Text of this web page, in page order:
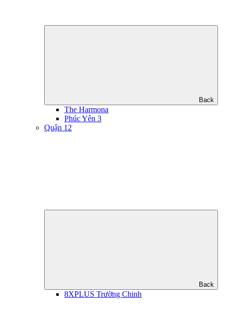
Back
The Harmona
Phúc Yên 3
Quận 12
Back
8XPLUS Trường Chinh